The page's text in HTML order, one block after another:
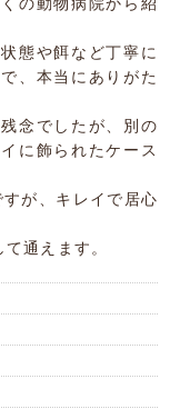
態や餌など丁寧に
、本当にありがた
念でしたが、別の
に飾られたケース
が、キレイで居心
通えます。